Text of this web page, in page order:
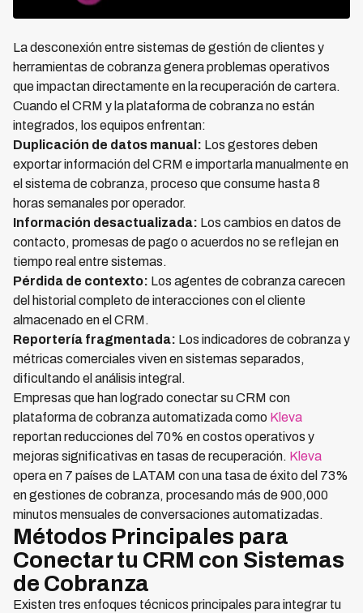
La desconexión entre sistemas de gestión de clientes y
herramientas de cobranza genera problemas operativos
que impactan directamente en la recuperación de cartera.
Cuando el CRM y la plataforma de cobranza no están
integrados, los equipos enfrentan:
Duplicación de datos manual: Los gestores deben
exportar información del CRM e importarla manualmente en
el sistema de cobranza, proceso que consume hasta 8
horas semanales por operador.
Información desactualizada: Los cambios en datos de
contacto, promesas de pago o acuerdos no se reflejan en
tiempo real entre sistemas.
Pérdida de contexto: Los agentes de cobranza carecen
del historial completo de interacciones con el cliente
almacenado en el CRM.
Reportería fragmentada: Los indicadores de cobranza y
métricas comerciales viven en sistemas separados,
dificultando el análisis integral.
Empresas que han logrado conectar su CRM con
plataforma de cobranza automatizada como Kleva
reportan reducciones del 70% en costos operativos y
mejoras significativas en tasas de recuperación. Kleva
opera en 7 países de LATAM con una tasa de éxito del 73%
en gestiones de cobranza, procesando más de 900,000
minutos mensuales de conversaciones automatizadas.
Métodos Principales para
Conectar tu CRM con Sistemas
de Cobranza
Existen tres enfoques técnicos principales para integrar tu